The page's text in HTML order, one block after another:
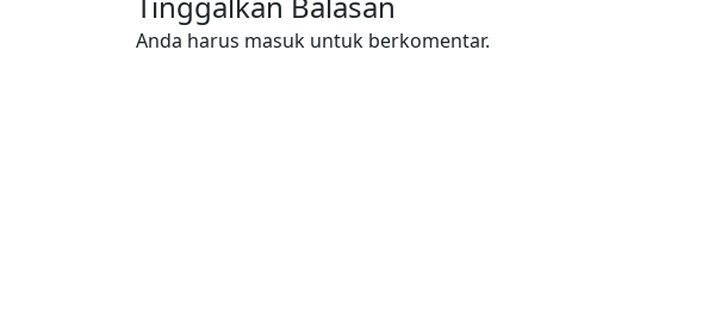
Anda harus masuk untuk berkomentar.